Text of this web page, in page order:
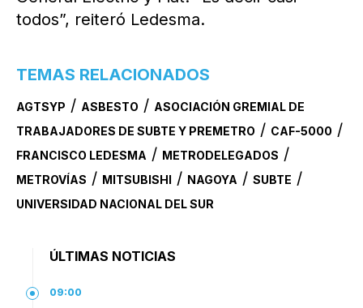
todos”, reiteró Ledesma.
TEMAS RELACIONADOS
AGTSYP / ASBESTO / ASOCIACIÓN GREMIAL DE
TRABAJADORES DE SUBTE Y PREMETRO / CAF-5000 /
FRANCISCO LEDESMA / METRODELEGADOS /
METROVÍAS / MITSUBISHI / NAGOYA / SUBTE /
UNIVERSIDAD NACIONAL DEL SUR
ÚLTIMAS NOTICIAS
09:00